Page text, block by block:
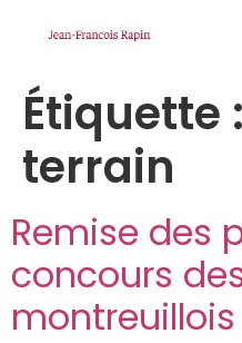
Étiquette :
terrain
Remise des
concours
montreuillois